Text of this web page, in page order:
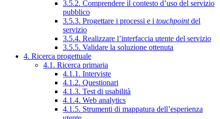
3.5.2. Comprendere il contesto d’uso del servizio
pubblico
3.5.3. Progettare i processi e i touchpointdel
servizio
3.5.4. Realizzare l’interfaccia utente del servizio
3.5.5. Validare la soluzione ottenuta
4. Ricerca progettuale
4.1. Ricerca primaria
4.1.1. Interviste
4.1.2. Questionari
4.1.3. Test di usabilità
4.1.4. Web analytics
4.1.5. Strumenti di mappatura dell’esperienza